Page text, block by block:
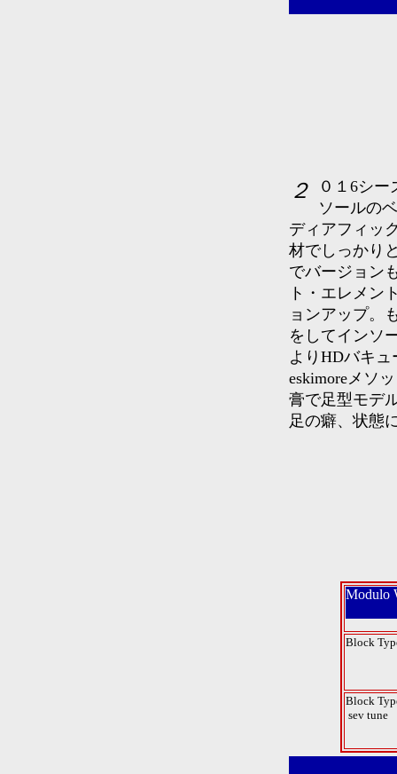
２０１6シーズン登場のニュースリムタイプのレースバージョン。
ソールの
ディアフィッ
材でしっかり
でバージョン
ト・エレメン
ョンアップ。
をしてインソ
よりHDバキ
eskimoreメソ
膏で足型モデ
足の癖、状態
Modulo
Block
Block
sev tune